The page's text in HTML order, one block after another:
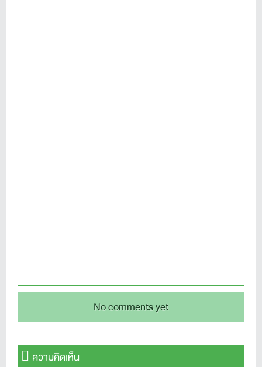
No comments yet
ความคิดเห็น